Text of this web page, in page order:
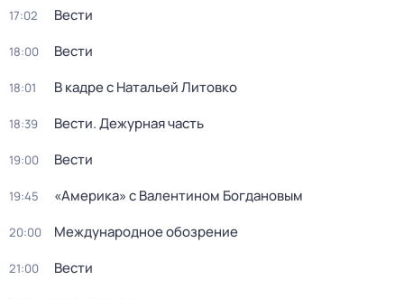
17:02 Вести
18:00 Вести
18:01 В кадре с Натальей Литовко
18:39 Вести. Дежурная часть
19:00 Вести
19:45 «Америка» с Валентином Богдановым
20:00 Международное обозрение
21:00 Вести